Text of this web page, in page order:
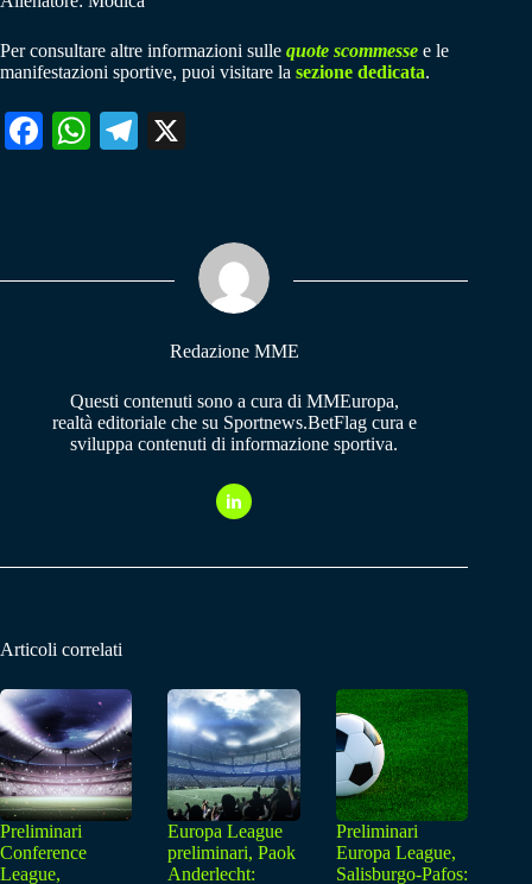
Per consultare altre informazioni sulle quote scommesse e le
manifestazioni sportive, puoi visitare la sezione dedicata.
Fa W
pp
Te
m
Redazione MME
Questi contenuti sono a cura di MMEuropa,
realtà editoriale che su Sportnews.BetFlag cura e
sviluppa contenuti di informazione sportiva.
Articoli correlati
Preliminari
Conference
League,
Europa League
preliminari, Paok
Anderlecht:
Preliminari
Europa League,
Salisburgo-Pafos: